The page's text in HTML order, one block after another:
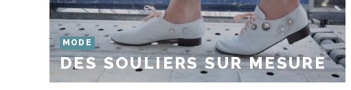
MODE
DES SOULIERS SUR MESURE